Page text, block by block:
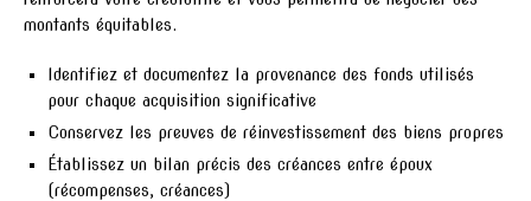
montants équitables.
Identifiez et documentez la provenance des fonds utilisés
pour chaque acquisition significative
Conservez les preuves de réinvestissement des biens propres
Établissez un bilan précis des créances entre époux
(récompenses, créances)